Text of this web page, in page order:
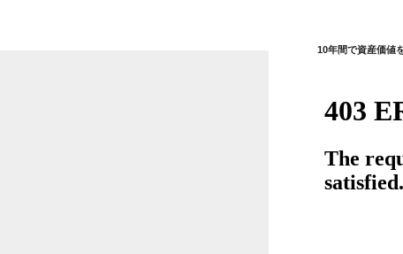
10年間で資産価値